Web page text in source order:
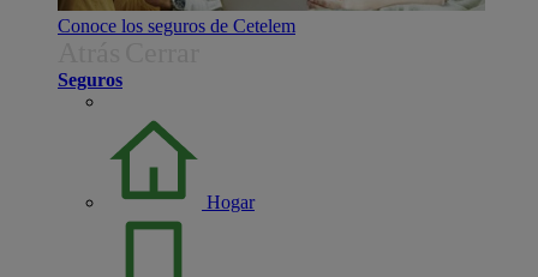
Conoce los seguros de Cetelem
Seguros
Hogar